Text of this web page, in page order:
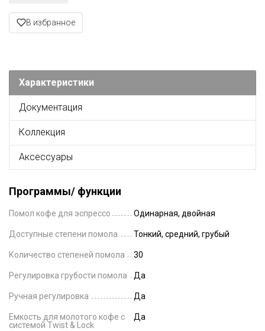
В избранное
Характеристики
Документация
Коллекция
Аксессуары
Программы/ функции
Помол кофе для эспрессо Одинарная, двойная
Доступные степени помола Тонкий, средний, грубый
Количество степеней помола 30
Регулировка грубости помола Да
Ручная регулировка Да
Емкость для молотого кофе с
системой Twist & Lock
Да